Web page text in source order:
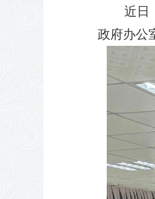
近日
政府办公